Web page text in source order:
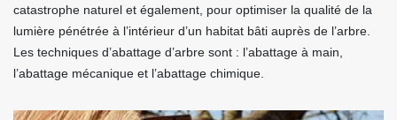
catastrophe naturel et également, pour optimiser la qualité de la
lumière pénétrée à l’intérieur d’un habitat bâti auprès de l’arbre.
Les techniques d’abattage d’arbre sont : l’abattage à main,
l’abattage mécanique et l’abattage chimique.